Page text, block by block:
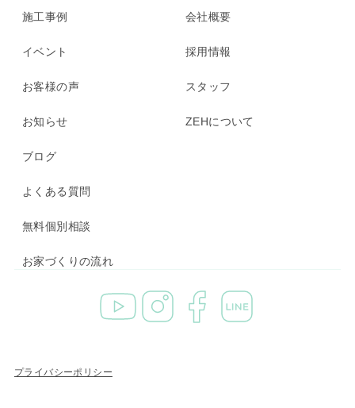
施工事例
イベント
お客様の声
お知らせ
ブログ
よくある質問
無料個別相談
お家づくりの流れ
会社概要
採用情報
スタッフ
ZEHについて
プライバシーポリシー